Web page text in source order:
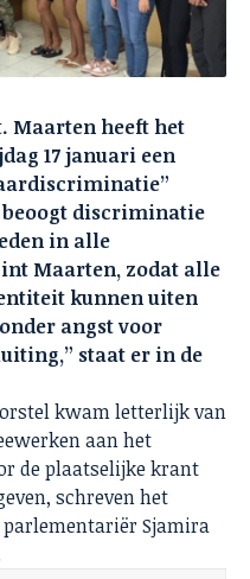
Maarten heeft het
17 januari een
discriminatie
in alle
Maarten, zodat alle
kunnen uiten
angst voor
staat er in de
kwam letterlijk van
aan het
de plaatselijke krant
schreven het
Sjamira